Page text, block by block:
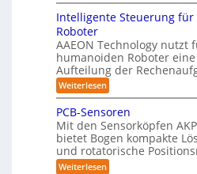
u
d
L
o
g
i
s
t
i
K
a
s
s
e
z
e
r
t
B
o
e
n
r
o
b
o
t
i
k
ty
3
0
a
u
h
i
n
Z
e
i
t
e
n
v
o
n
e
r
t
e
f
ü
r
S
y
s
t
e
m
i
Intelligente Steuerung
Roboter
AAEON Technology nutzt
humanoiden Roboter
Aufteilung der
Weiterlesen:
I
t
e
l
l
i
PCB-Sensoren
Mit den Sensorköpfen
bietet Bogen kompakte
und rotatorische
Weiterlesen: